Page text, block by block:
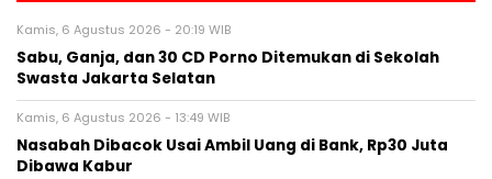
Kamis, 6 Agustus 2026 - 20:19 WIB
Sabu, Ganja, dan 30 CD Porno Ditemukan di Sekolah
Swasta Jakarta Selatan
Kamis, 6 Agustus 2026 - 13:49 WIB
Nasabah Dibacok Usai Ambil Uang di Bank, Rp30 Juta
Dibawa Kabur